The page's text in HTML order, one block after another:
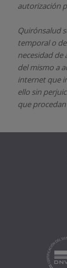
autorización
Quirónsalud
temporal o
necesidad de
del mismo a
internet que
ello sin
que